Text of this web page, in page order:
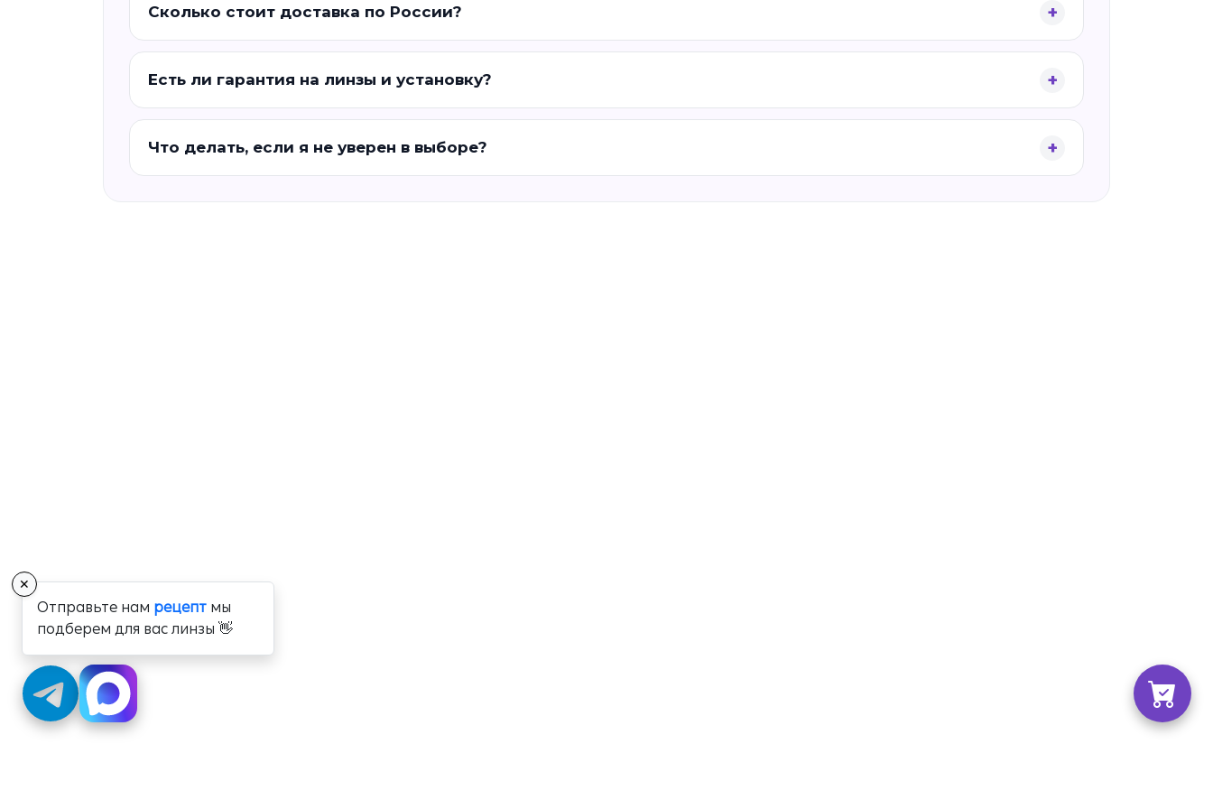
Сколько стоит доставка по России?
Есть ли гарантия на линзы и установку?
Что делать, если я не уверен в выборе?
✕
Отправьте нам рецепт мы
подберем для вас линзы 👋